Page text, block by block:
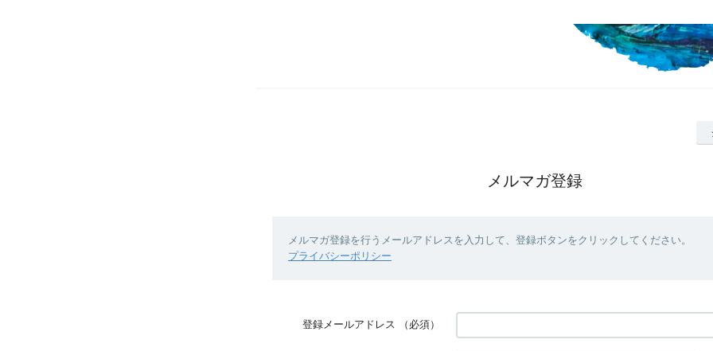
メルマガ登録
メルマガ登録を行うメールアドレスを入力して、登録ボタンをクリックしてください。
プライバシーポリシー
登録メールアドレス （必須）